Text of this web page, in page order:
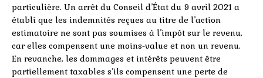
particulière. Un arrêt du Conseil d’État du 9 avril 2021 a
établi que les indemnités reçues au titre de l’action
estimatoire ne sont pas soumises à l’impôt sur le revenu,
car elles compensent une moins-value et non un revenu.
En revanche, les dommages et intérêts peuvent être
partiellement taxables s’ils compensent une perte de